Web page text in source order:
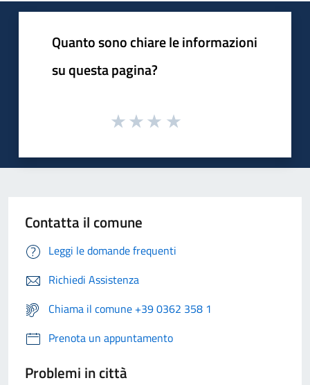
Quanto sono chiare le informazioni
su questa pagina?
Contatta il comune
Leggi le domande frequenti
Richiedi Assistenza
Chiama il comune +39 0362 358 1
Prenota un appuntamento
Problemi in città